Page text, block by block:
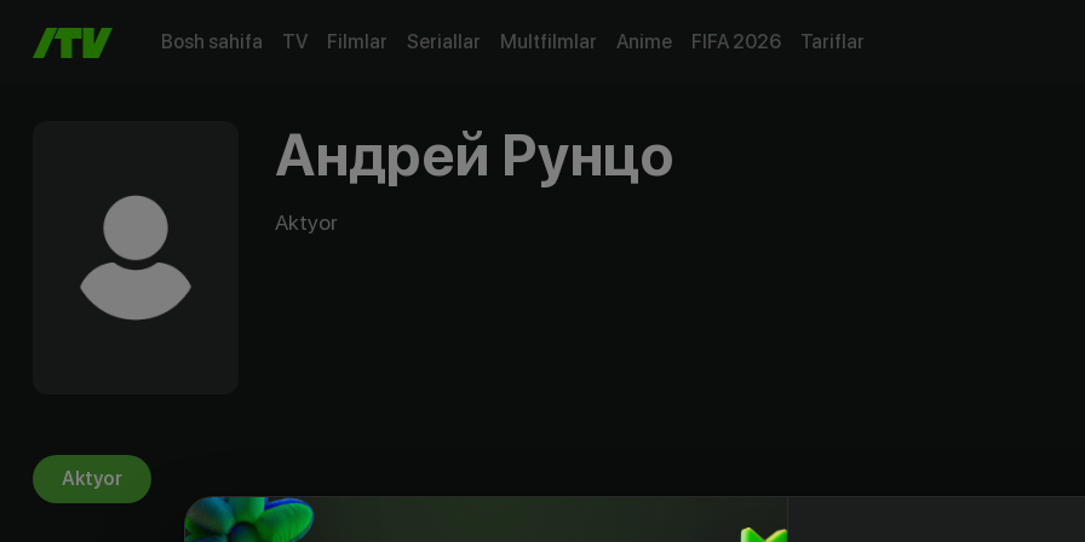
Bosh sahifa TV Filmlar Seriallar Multfilmlar Anime FIFA 2026 Tariflar
Андрей Рунцо
Aktyor
Aktyor